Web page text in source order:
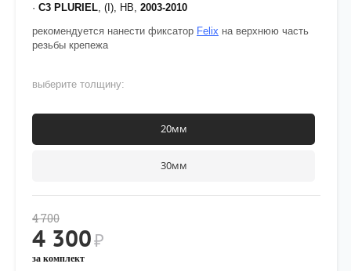
· C3 PLURIEL , (I), HB, 2003-2010
рекомендуется нанести фиксатор Felix на верхнюю часть
резьбы крепежа
выберите толщину:
20мм
30мм
4 700
4 300₽
за комплект